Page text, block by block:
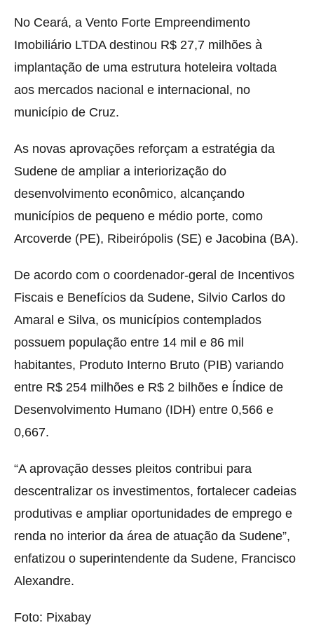
No Ceará, a Vento Forte Empreendimento
Imobiliário LTDA destinou R$ 27,7 milhões à
implantação de uma estrutura hoteleira voltada
aos mercados nacional e internacional, no
município de Cruz.
As novas aprovações reforçam a estratégia da
Sudene de ampliar a interiorização do
desenvolvimento econômico, alcançando
municípios de pequeno e médio porte, como
Arcoverde (PE), Ribeirópolis (SE) e Jacobina (BA).
De acordo com o coordenador-geral de Incentivos
Fiscais e Benefícios da Sudene, Silvio Carlos do
Amaral e Silva, os municípios contemplados
possuem população entre 14 mil e 86 mil
habitantes, Produto Interno Bruto (PIB) variando
entre R$ 254 milhões e R$ 2 bilhões e Índice de
Desenvolvimento Humano (IDH) entre 0,566 e
0,667.
“A aprovação desses pleitos contribui para
descentralizar os investimentos, fortalecer cadeias
produtivas e ampliar oportunidades de emprego e
renda no interior da área de atuação da Sudene”,
enfatizou o superintendente da Sudene, Francisco
Alexandre.
Foto: Pixabay